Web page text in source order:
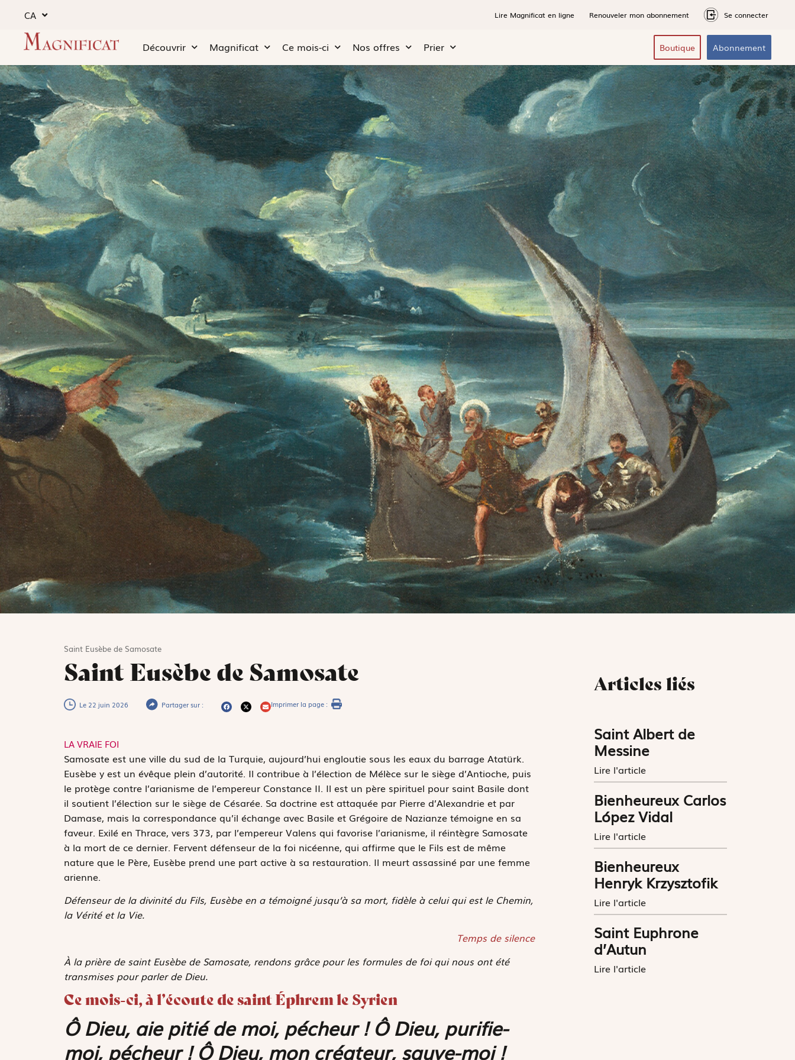
CA Lire Magnificat en ligne Renouveler mon abonnement Se connecter
Découvrir Magnificat Ce mois-ci Nos offres Prier Boutique Abonnement
Saint Eusèbe de Samosate
Saint Eusèbe de Samosate
Le 22 juin 2026 Partager sur : Imprimer la page :
LA VRAIE FOI
Samosate est une ville du sud de la Turquie, aujourd’hui engloutie sous les eaux du barrage Atatürk.
Eusèbe y est un évêque plein d’autorité. Il contribue à l’élection de Mélèce sur le siège d’Antioche, puis
le protège contre l’arianisme de l’empereur Constance II. Il est un père spirituel pour saint Basile dont
il soutient l’élection sur le siège de Césarée. Sa doctrine est attaquée par Pierre d’Alexandrie et par
Damase, mais la correspondance qu’il échange avec Basile et Grégoire de Nazianze témoigne en sa
faveur. Exilé en Thrace, vers 373, par l’empereur Valens qui favorise l’arianisme, il réintègre Samosate
à la mort de ce dernier. Fervent défenseur de la foi nicéenne, qui affirme que le Fils est de même
nature que le Père, Eusèbe prend une part active à sa restauration. Il meurt assassiné par une femme
arienne.
Défenseur de la divinité du Fils, Eusèbe en a témoigné jusqu’à sa mort, fidèle à celui qui est le Chemin,
la Vérité et la Vie.
Temps de silence
À la prière de saint Eusèbe de Samosate, rendons grâce pour les formules de foi qui nous ont été
transmises pour parler de Dieu.
Ce mois-ci, à l’écoute de saint Éphrem le Syrien
Ô Dieu, aie pitié de moi, pécheur ! Ô Dieu, purifie-
moi, pécheur ! Ô Dieu, mon créateur, sauve-moi !
Articles liés
Saint Albert de
Messine
Lire l'article
Bienheureux Carlos
López Vidal
Lire l'article
Bienheureux
Henryk Krzysztofik
Lire l'article
Saint Euphrone
d’Autun
Lire l'article